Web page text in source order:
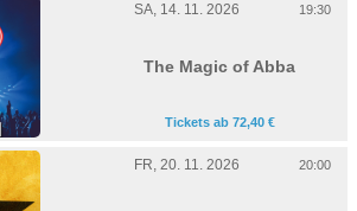
SA, 14. 11. 2026 19:30
The Magic of Abba
Tickets ab 72,40 €
FR, 20. 11. 2026 20:00